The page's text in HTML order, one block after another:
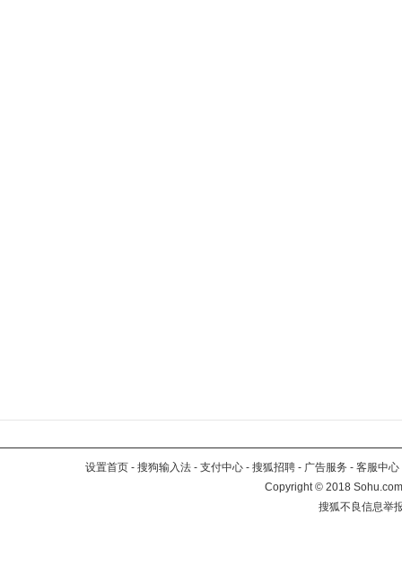
设置首页 - 搜狗输入法 - 支付中心 - 搜狐招聘 - 广告服务 - 客服中心
Copyright©2018
搜狐不良信息举